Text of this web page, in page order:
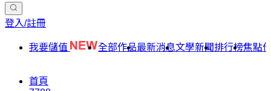
登入/註冊
我要儲值 全部作品最新消息文學新聞排行榜焦點
首頁